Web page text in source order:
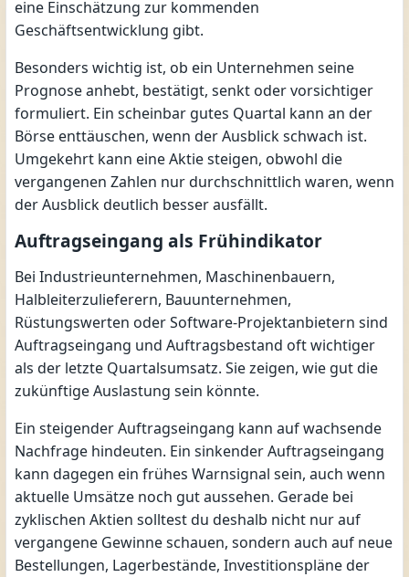
eine Einschätzung zur kommenden
Geschäftsentwicklung gibt.
Besonders wichtig ist, ob ein Unternehmen seine
Prognose anhebt, bestätigt, senkt oder vorsichtiger
formuliert. Ein scheinbar gutes Quartal kann an der
Börse enttäuschen, wenn der Ausblick schwach ist.
Umgekehrt kann eine Aktie steigen, obwohl die
vergangenen Zahlen nur durchschnittlich waren, wenn
der Ausblick deutlich besser ausfällt.
Auftragseingang als Frühindikator
Bei Industrieunternehmen, Maschinenbauern,
Halbleiterzulieferern, Bauunternehmen,
Rüstungswerten oder Software-Projektanbietern sind
Auftragseingang und Auftragsbestand oft wichtiger
als der letzte Quartalsumsatz. Sie zeigen, wie gut die
zukünftige Auslastung sein könnte.
Ein steigender Auftragseingang kann auf wachsende
Nachfrage hindeuten. Ein sinkender Auftragseingang
kann dagegen ein frühes Warnsignal sein, auch wenn
aktuelle Umsätze noch gut aussehen. Gerade bei
zyklischen Aktien solltest du deshalb nicht nur auf
vergangene Gewinne schauen, sondern auch auf neue
Bestellungen, Lagerbestände, Investitionspläne der